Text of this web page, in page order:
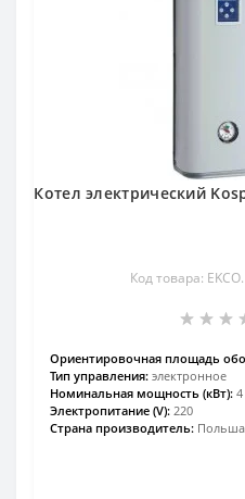
Котел электрический
Код товара:
Ориентировочная площадь
Тип управления: электронное
Номинальная мощность (кВт): 4
Электропитание (V): 220
Страна производитель: Польша